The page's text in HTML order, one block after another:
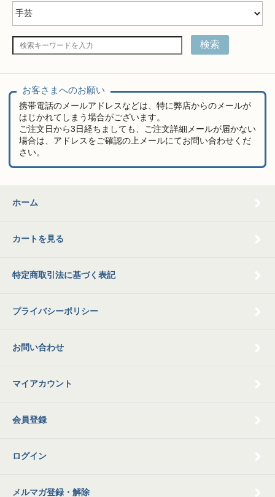
検索
お客さまへのお願い
携帯電話のメールアドレスなどは、特に弊店からのメールが
はじかれてしまう場合がございます。
ご注文日から3日経ちましても、ご注文詳細メールが届かない
場合は、アドレスをご確認の上メールにてお問い合わせくだ
さい。
ホーム
カートを見る
特定商取引法に基づく表記
プライバシーポリシー
お問い合わせ
マイアカウント
会員登録
ログイン
メルマガ登録・解除